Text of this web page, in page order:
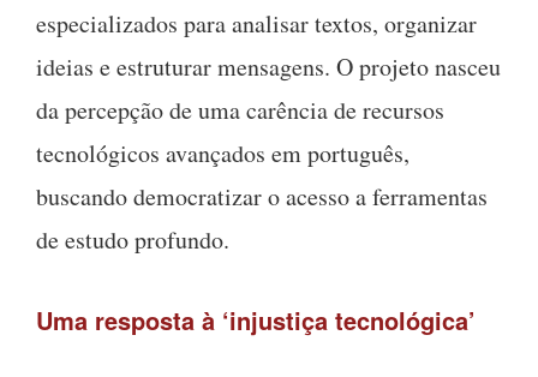
especializados para analisar textos, organizar
ideias e estruturar mensagens. O projeto nasceu
da percepção de uma carência de recursos
tecnológicos avançados em português,
buscando democratizar o acesso a ferramentas
de estudo profundo.
Uma resposta à ‘injustiça tecnológica’